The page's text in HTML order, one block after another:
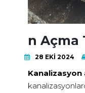
n Açma
28 EKI 2024